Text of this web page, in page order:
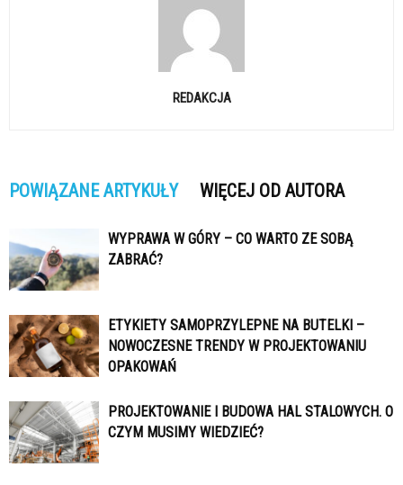
REDAKCJA
POWIĄZANE ARTYKUŁY WIĘCEJ OD AUTORA
WYPRAWA W GÓRY – CO WARTO ZE SOBĄ
ZABRAĆ?
ETYKIETY SAMOPRZYLEPNE NA BUTELKI –
NOWOCZESNE TRENDY W PROJEKTOWANIU
OPAKOWAŃ
PROJEKTOWANIE I BUDOWA HAL STALOWYCH. O
CZYM MUSIMY WIEDZIEĆ?